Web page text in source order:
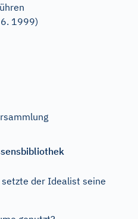
1999)
der Idealist seine